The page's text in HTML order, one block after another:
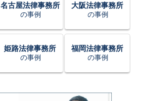
名古屋法律事務所
の事例
大阪法律事務所
の事例
姫路法律事務所
の事例
福岡法律事務所
の事例